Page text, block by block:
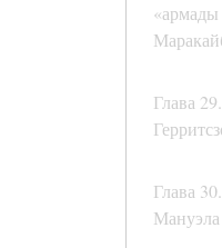
«армады
Глава
Глава